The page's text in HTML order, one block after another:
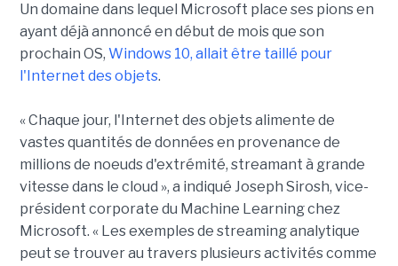
Un domaine dans lequel Microsoft place ses pions en
ayant déjà annoncé en début de mois que son
prochain OS, Windows 10, allait être taillé pour
l'Internet des objets.
« Chaque jour, l'Internet des objets alimente de
vastes quantités de données en provenance de
millions de noeuds d'extrémité, streamant à grande
vitesse dans le cloud », a indiqué Joseph Sirosh, vice-
président corporate du Machine Learning chez
Microsoft. « Les exemples de streaming analytique
peut se trouver au travers plusieurs activités comme